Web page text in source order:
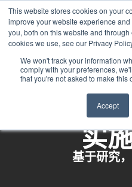
This website stores cookies on your
improve your website experience
you, both on this website and
cookies we use, see our Privacy
We won't track your information
comply with your preferences,
that you're not asked to make this
Accept
实
基于研究